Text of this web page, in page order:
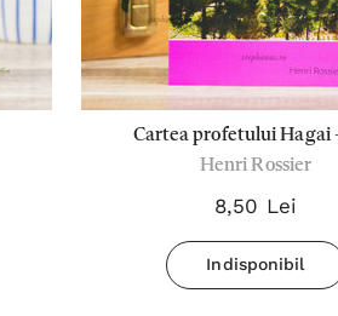
Cartea profetului Hagai
Henri Rossier
8,50 Lei
Indisponibil